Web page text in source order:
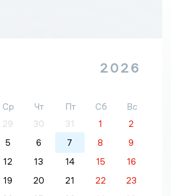
2026
Ср Чт Пт Сб
Вс
29 30 31 1
2
5 6 7 8
9
12 13 14 15
16
19 20 21 22
23